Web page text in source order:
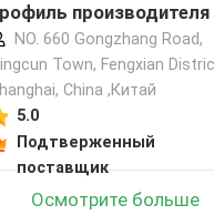
производителя
NO. 660 Gongzhang Road,
Town, Fengxian
China ,Китай
5.0
Подтверженный
поставщик
Осмотрите больше